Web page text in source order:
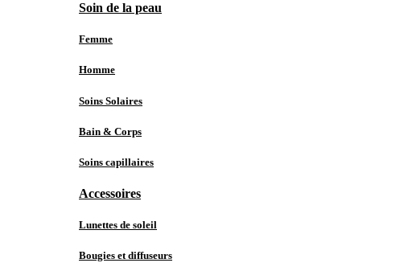
Soin de la peau
Femme
Homme
Soins Solaires
Bain & Corps
Soins capillaires
Accessoires
Lunettes de soleil
Bougies et diffuseurs